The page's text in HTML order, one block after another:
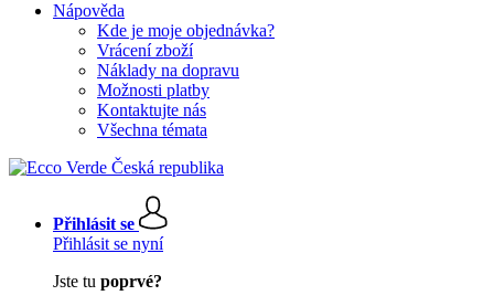
Nápověda
Kde je moje objednávka?
Vrácení zboží
Náklady na dopravu
Možnosti platby
Kontaktujte nás
Všechna témata
Přihlásit se
Přihlásit se nyní
Jste tu poprvé?